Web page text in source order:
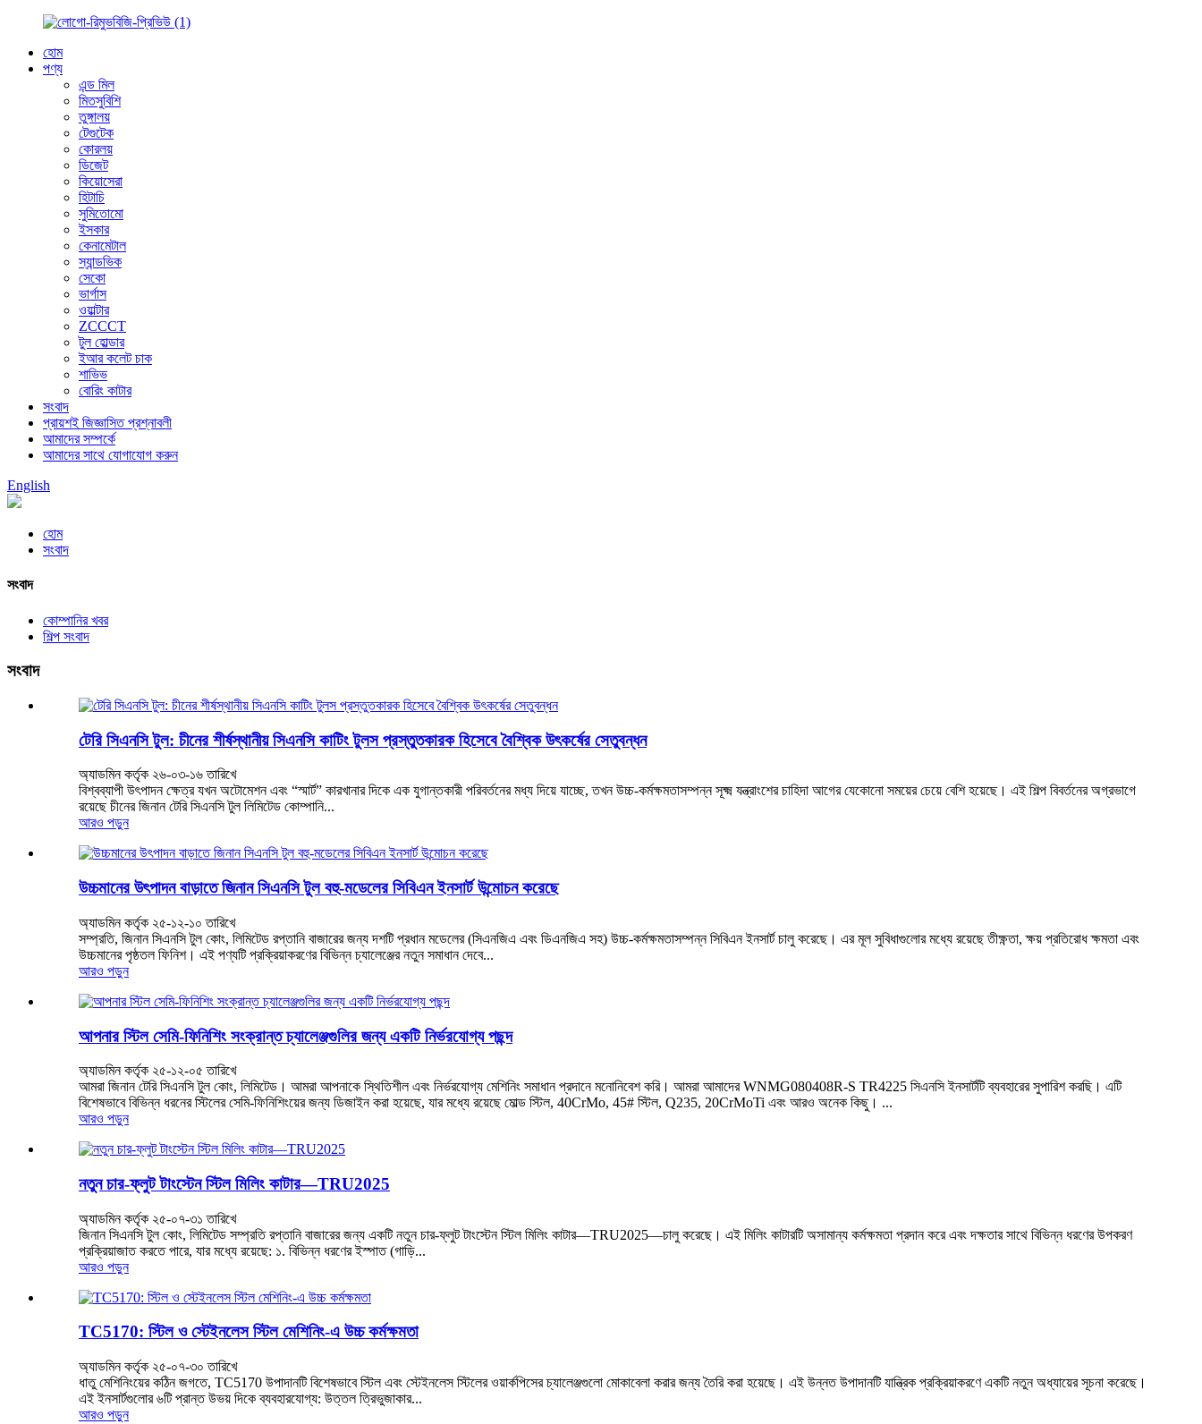
হোম
পণ্য
এন্ড মিল
মিতসুবিশি
তুঙ্গালয়
টেগুটেক
কোরলয়
ডিজেট
কিয়োসেরা
হিটাচি
সুমিতোমো
ইসকার
কেনামেটাল
স্যান্ডভিক
সেকো
ভার্গাস
ওয়াল্টার
ZCCCT
টুল হোল্ডার
ইআর কলেট চাক
শাভিভ
বোরিং কাটার
সংবাদ
প্রায়শই জিজ্ঞাসিত প্রশ্নাবলী
আমাদের সম্পর্কে
আমাদের সাথে যোগাযোগ করুন
English
হোম
সংবাদ
সংবাদ
কোম্পানির খবর
শিল্প সংবাদ
সংবাদ
টেরি সিএনসি টুল: চীনের শীর্ষস্থানীয় সিএনসি কাটিং টুলস প্রস্তুতকারক হিসেবে বৈশ্বিক উৎকর্ষের সেতুবন্ধন
অ্যাডমিন কর্তৃক ২৬-০৩-১৬ তারিখে
বিশ্বব্যাপী উৎপাদন ক্ষেত্র যখন অটোমেশন এবং “স্মার্ট” কারখানার দিকে এক যুগান্তকারী পরিবর্তনের মধ্য দিয়ে যাচ্ছে, তখন উচ্চ-কর্মক্ষমতাসম্পন্ন সূক্ষ্ম যন্ত্রাংশের চাহিদা আগের যেকোনো সময়ের চেয়ে বেশি হয়েছে। এই শিল্প বিবর্তনের অগ্রভাগে
রয়েছে চীনের জিনান টেরি সিএনসি টুল লিমিটেড কোম্পানি...
আরও পড়ুন
উচ্চমানের উৎপাদন বাড়াতে জিনান সিএনসি টুল বহু-মডেলের সিবিএন ইনসার্ট উন্মোচন করেছে
অ্যাডমিন কর্তৃক ২৫-১২-১০ তারিখে
সম্প্রতি, জিনান সিএনসি টুল কোং, লিমিটেড রপ্তানি বাজারের জন্য দশটি প্রধান মডেলের (সিএনজিএ এবং ডিএনজিএ সহ) উচ্চ-কর্মক্ষমতাসম্পন্ন সিবিএন ইনসার্ট চালু করেছে। এর মূল সুবিধাগুলোর মধ্যে রয়েছে তীক্ষ্ণতা, ক্ষয় প্রতিরোধ ক্ষমতা এবং
উচ্চমানের পৃষ্ঠতল ফিনিশ। এই পণ্যটি প্রক্রিয়াকরণের বিভিন্ন চ্যালেঞ্জের নতুন সমাধান দেবে...
আরও পড়ুন
আপনার স্টিল সেমি-ফিনিশিং সংক্রান্ত চ্যালেঞ্জগুলির জন্য একটি নির্ভরযোগ্য পছন্দ
অ্যাডমিন কর্তৃক ২৫-১২-০৫ তারিখে
আমরা জিনান টেরি সিএনসি টুল কোং, লিমিটেড। আমরা আপনাকে স্থিতিশীল এবং নির্ভরযোগ্য মেশিনিং সমাধান প্রদানে মনোনিবেশ করি। আমরা আমাদের WNMG080408R-S TR4225 সিএনসি ইনসার্টটি ব্যবহারের সুপারিশ করছি। এটি
বিশেষভাবে বিভিন্ন ধরনের স্টিলের সেমি-ফিনিশিংয়ের জন্য ডিজাইন করা হয়েছে, যার মধ্যে রয়েছে মোল্ড স্টিল, 40CrMo, 45# স্টিল, Q235, 20CrMoTi এবং আরও অনেক কিছু। ...
আরও পড়ুন
নতুন চার-ফ্লুট টাংস্টেন স্টিল মিলিং কাটার—TRU2025
অ্যাডমিন কর্তৃক ২৫-০৭-৩১ তারিখে
জিনান সিএনসি টুল কোং, লিমিটেড সম্প্রতি রপ্তানি বাজারের জন্য একটি নতুন চার-ফ্লুট টাংস্টেন স্টিল মিলিং কাটার—TRU2025—চালু করেছে। এই মিলিং কাটারটি অসামান্য কর্মক্ষমতা প্রদান করে এবং দক্ষতার সাথে বিভিন্ন ধরণের উপকরণ
প্রক্রিয়াজাত করতে পারে, যার মধ্যে রয়েছে: ১. বিভিন্ন ধরণের ইস্পাত (গাড়ি...
আরও পড়ুন
TC5170: স্টিল ও স্টেইনলেস স্টিল মেশিনিং-এ উচ্চ কর্মক্ষমতা
অ্যাডমিন কর্তৃক ২৫-০৭-৩০ তারিখে
ধাতু মেশিনিংয়ের কঠিন জগতে, TC5170 উপাদানটি বিশেষভাবে স্টিল এবং স্টেইনলেস স্টিলের ওয়ার্কপিসের চ্যালেঞ্জগুলো মোকাবেলা করার জন্য তৈরি করা হয়েছে। এই উন্নত উপাদানটি যান্ত্রিক প্রক্রিয়াকরণে একটি নতুন অধ্যায়ের সূচনা করেছে।
এই ইনসার্টগুলোর ৬টি প্রান্ত উভয় দিকে ব্যবহারযোগ্য: উত্তল ত্রিভুজাকার...
আরও পড়ুন